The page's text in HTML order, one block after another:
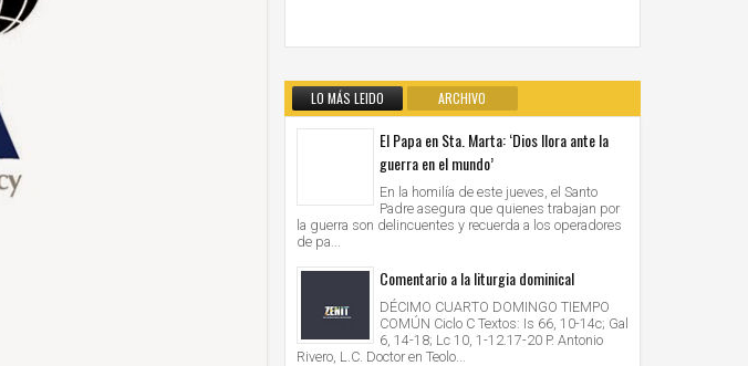
LO MÁS LEIDO ARCHIVO
El Papa en Sta. Marta: ‘Dios llora ante la
guerra en el mundo’
En la homilía de este jueves, el Santo
Padre asegura que quienes trabajan por
la guerra son delincuentes y recuerda a los operadores
de pa...
Comentario a la liturgia dominical
DÉCIMO CUARTO DOMINGO TIEMPO
COMÚN Ciclo C Textos: Is 66, 10-14c; Gal
6, 14-18; Lc 10, 1-12.17-20 P. Antonio
Rivero, L.C. Doctor en Teolo...